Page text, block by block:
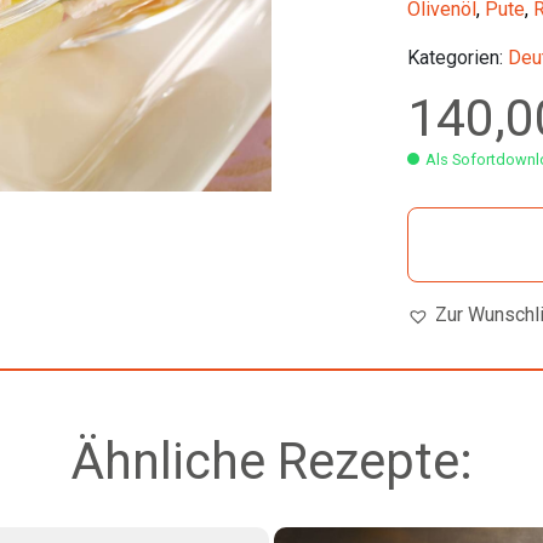
Olivenöl , Pute,
Kategorien:
Als
Zur
Ähnliche Rezepte: